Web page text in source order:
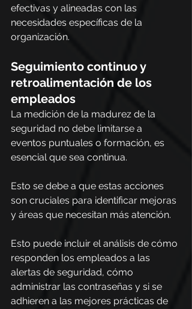
efectivas y alineadas con las
necesidades específicas de la
organización.
Seguimiento continuo y
retroalimentación de los
empleados
La medición de la madurez de la
seguridad no debe limitarse a
eventos puntuales o formación, es
esencial que sea continua.
Esto se debe a que estas acciones
son cruciales para identificar mejoras
y áreas que necesitan más atención.
Esto puede incluir el análisis de cómo
responden los empleados a las
alertas de seguridad, cómo
administrar las contraseñas y si se
adhieren a las mejores prácticas de